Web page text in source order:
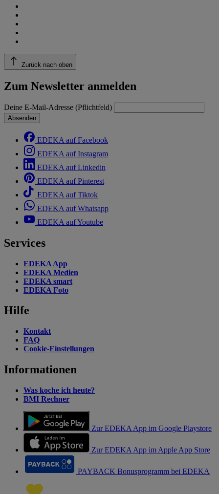
Zurück nach oben
Zum Newsletter anmelden
Deine E-Mail-Adresse (Pflichtfeld)
Absenden
EDEKA auf Facebook
EDEKA auf Instagram
EDEKA auf Linkedin
EDEKA auf Pinterest
EDEKA auf Tiktok
EDEKA auf Whatsapp
EDEKA auf Youtube
Services
EDEKA App
EDEKA Medien
EDEKA smart
EDEKA Foto
Hilfe
Kontakt
FAQ
Cookie-Einstellungen
Informationen
Was koche ich heute?
BMI Rechner
Zur EDEKA App im Google Playstore
Zur EDEKA App im Apple App Store
PAYBACK Bonusprogramm bei EDEKA